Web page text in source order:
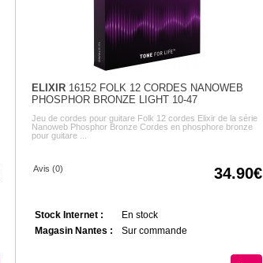
ELIXIR16152 FOLK 12 CORDES NANOWEB
PHOSPHOR BRONZE LIGHT 10-47
Jeu de cordes pour guitare Folk 12 cordes Elixir de la série
Nanoweb Phosphor Bronze Cordes en phosphore bronze
pour guitare ...
Avis (0) 34.90
Stock Internet :
En stock
Magasin Nantes :
Sur commande